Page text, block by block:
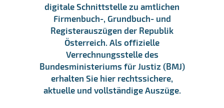
digitale Schnittstelle zu amtlichen
Firmenbuch-, Grundbuch- und
Registerauszügen der Republik
Österreich. Als offizielle
Verrechnungsstelle des
Bundesministeriums für Justiz (BMJ)
erhalten Sie hier rechtssichere,
aktuelle und vollständige Auszüge.